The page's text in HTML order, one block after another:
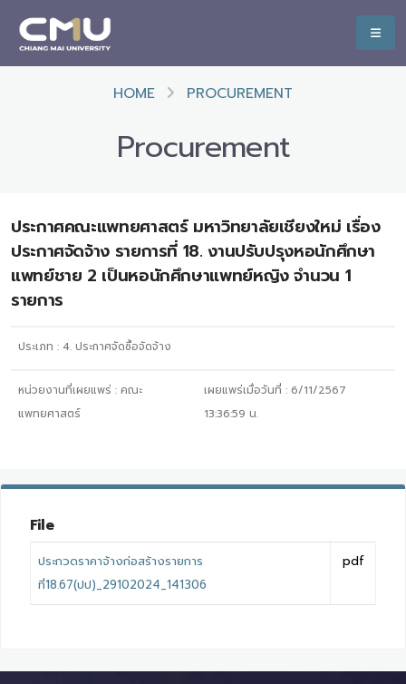
HOME PROCUREMENT
Procurement
ประกาศคณะแพทยศาสตร์ มหาวิทยาลัยเชียงใหม่ เรื่อง
ประกาศจัดจ้าง รายการที่ 18. งานปรับปรุงหอนักศึกษา
แพทย์ชาย 2 เป็นหอนักศึกษาแพทย์หญิง จำนวน 1
รายการ
ประเภท : 4. ประกาศจัดซื้อจัดจ้าง
หน่วยงานที่เผยแพร่ : คณะ
แพทยศาสตร์
เผยแพร่เมื่อวันที่ : 6/11/2567
13:36:59 น.
File
ประกวดราคาจ้างก่อสร้างรายการ
ที่18.67(ปป)_29102024_141306
pdf